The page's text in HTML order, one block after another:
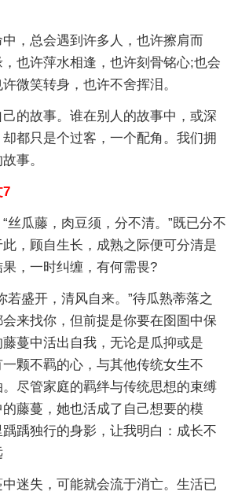
，总会遇到许多人，也许擦肩而
也许萍水相逢，也许刻骨铭心;也会
微笑转身，也许不舍挥泪。
的故事。谁在别人的故事中，或深
都只是个过客，一个配角。我们拥
事。
7
丝瓜藤，肉豆须，分不清。”既已分不
，顾自生长，成熟之际便可分清是
，一时纠缠，有何需畏?
若盛开，清风自来。”待瓜熟蒂落之
来找你，但前提是你要在囹圄中保
蔓中活出自我，无论是瓜抑或是
颗不羁的心，与其他传统女生不
尽管家庭的羁绊与传统思想的束缚
藤蔓，她也活成了自己想要的模
踽独行的身影，让我明白：成长不
迷失，可能就会流于消亡。生活已